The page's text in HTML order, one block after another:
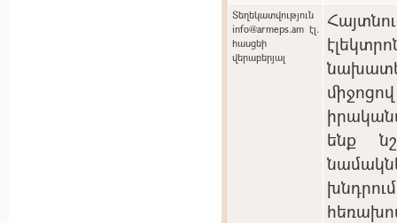
Տեղեկատվություն
info@armeps.am էլ.
հասցեի
վերաբերյալ
ենք